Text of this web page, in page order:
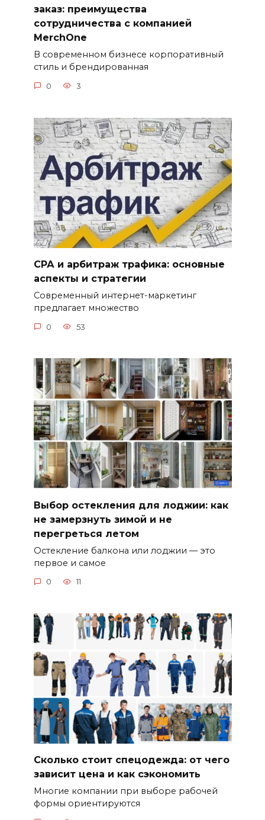
заказ: преимущества
сотрудничества с компанией
MerchOne
В современном бизнесе корпоративный
стиль и брендированная
0 3
СРА и арбитраж трафика: основные
аспекты и стратегии
Современный интернет-маркетинг
предлагает множество
0 53
Выбор остекления для лоджии: как
не замерзнуть зимой и не
перегреться летом
Остекление балкона или лоджии — это
первое и самое
0 11
Сколько стоит спецодежда: от чего
зависит цена и как сэкономить
Многие компании при выборе рабочей
формы ориентируются